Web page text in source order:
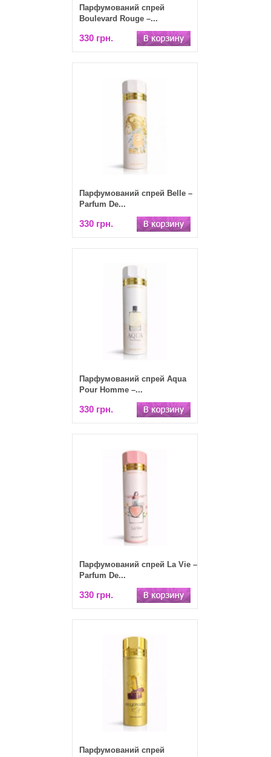
​Парфумований спрей
Boulevard Rouge –...
330 грн.
​Парфумований спрей Belle –
Parfum De...
330 грн.
Парфумований спрей Aqua
Pour Homme –...
330 грн.
Парфумований спрей La Vie –
Parfum De...
330 грн.
Парфумований спрей